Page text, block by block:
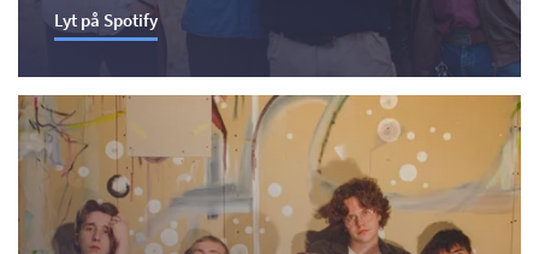
Lyt på Spotify